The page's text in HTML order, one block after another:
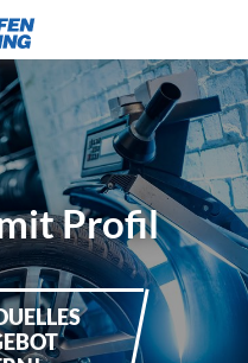
Profil